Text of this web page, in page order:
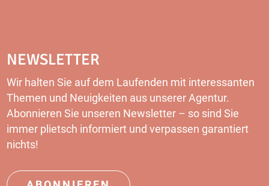
NEWSLETTER
Wir halten Sie auf dem Laufenden mit interessanten
Themen und Neuigkeiten aus unserer Agentur.
Abonnieren Sie unseren Newsletter – so sind Sie
immer plietsch informiert und verpassen garantiert
nichts!